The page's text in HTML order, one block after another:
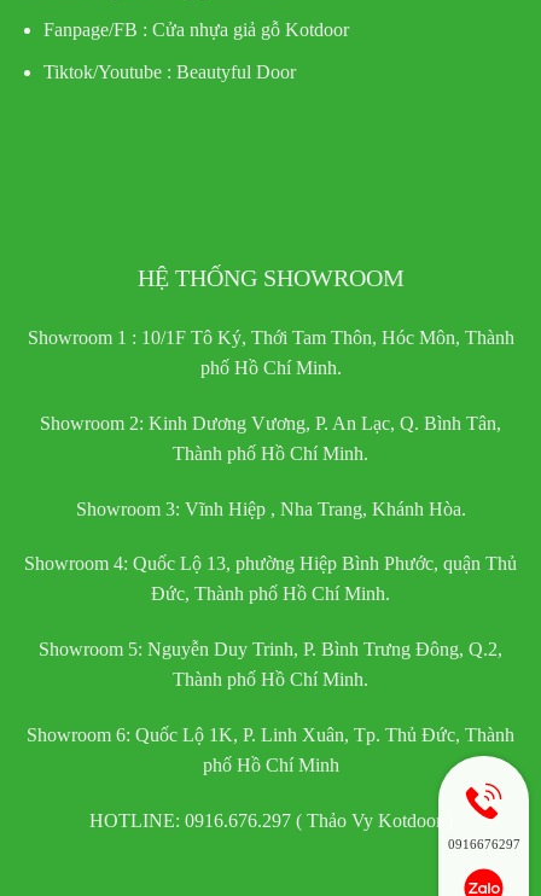
Fanpage/FB : Cửa nhựa giả gỗ Kotdoor
Tiktok/Youtube : Beautyful Door
HỆ THỐNG SHOWROOM
Showroom 1 : 10/1F Tô Ký, Thới Tam Thôn, Hóc Môn, Thành
phố Hồ Chí Minh.
Showroom 2: Kinh Dương Vương, P. An Lạc, Q. Bình Tân,
Thành phố Hồ Chí Minh.
Showroom 3: Vĩnh Hiệp , Nha Trang, Khánh Hòa.
Showroom 4: Quốc Lộ 13, phường Hiệp Bình Phước, quận Thủ
Đức, Thành phố Hồ Chí Minh.
Showroom 5: Nguyễn Duy Trinh, P. Bình Trưng Đông, Q.2,
Thành phố Hồ Chí Minh.
Showroom 6: Quốc Lộ 1K, P. Linh Xuân, Tp. Thủ Đức, Thành
phố Hồ Chí Minh
HOTLINE: 0916.676.297 ( Thảo Vy Kotdoor )
0916676297